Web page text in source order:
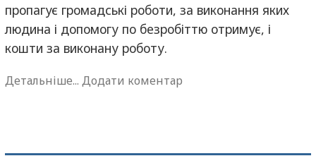
пропагує громадські роботи, за виконання яких
людина і допомогу по безробіттю отримує, і
кошти за виконану роботу.
Детальніше... Додати коментар